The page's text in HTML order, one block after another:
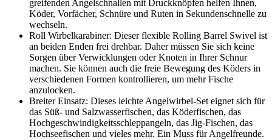
greifenden Angelschnallen mit Druckknöpfen helfen Ihnen,
Köder, Vorfächer, Schnüre und Ruten in Sekundenschnelle zu
wechseln.
Roll Wirbelkarabiner: Dieser flexible Rolling Barrel Swivel ist
an beiden Enden frei drehbar. Daher müssen Sie sich keine
Sorgen über Verwicklungen oder Knoten in Ihrer Schnur
machen. Sie können auch die freie Bewegung des Köders in
verschiedenen Formen kontrollieren, um mehr Fische
anzulocken.
Breiter Einsatz: Dieses leichte Angelwirbel-Set eignet sich für
das Süß- und Salzwasserfischen, das Köderfischen, das
Hochgeschwindigkeitsschleppangeln, das Jig-Fischen, das
Hochseefischen und vieles mehr. Ein Muss für Angelfreunde.